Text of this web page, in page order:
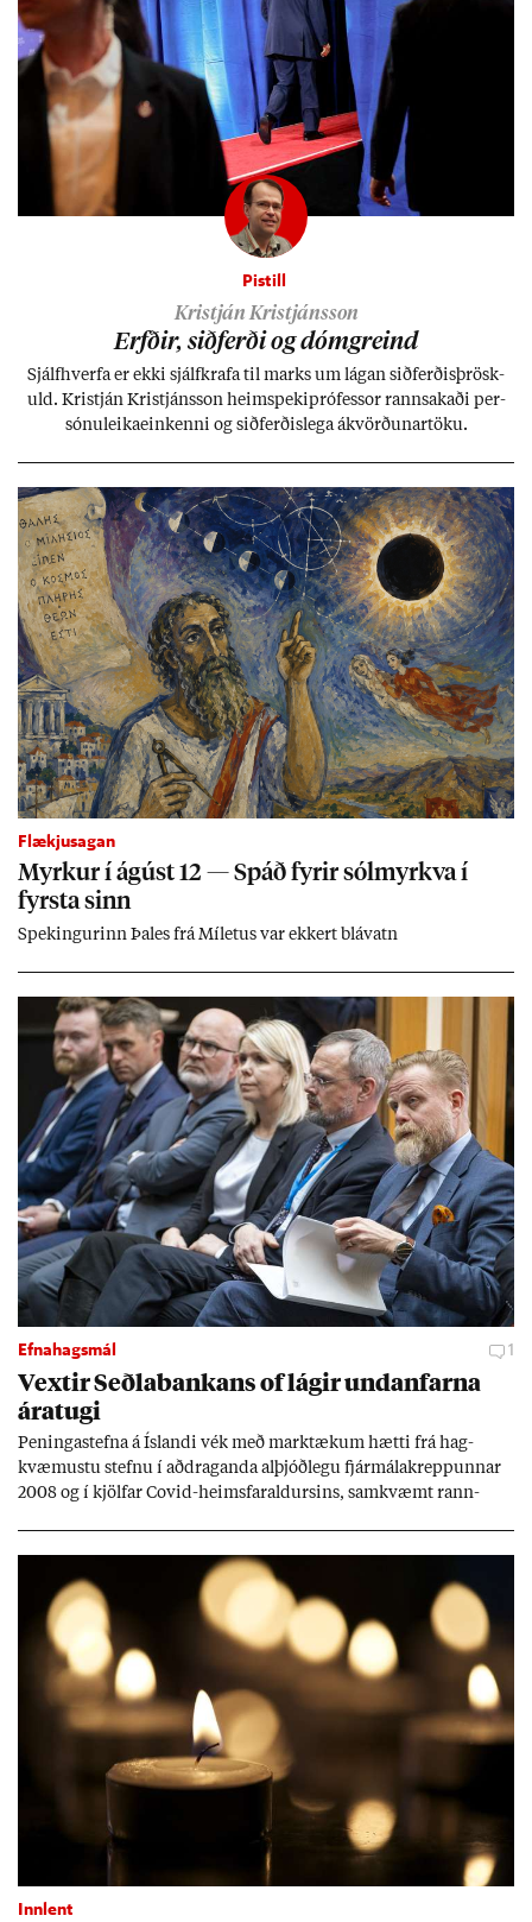
Pistill
Kristján Kristjánsson
Erfð­ir, sið­ferði og dómgreind
Sjálf­hverfa er ekki sjálf­krafa til marks um lág­an sið­ferð­is­þrösk­
uld. Kristján Kristjáns­son heim­speki­pró­fess­or rann­sak­aði per­
sónu­leika­ein­kenni og sið­ferð­is­lega ákvörð­un­ar­töku.
Flækjusagan
Myrk­ur í ág­úst 12 — Spáð fyr­ir sól­myrkva í
fyrsta sinn
Spek­ing­ur­inn Þa­les frá Míletus var ekk­ert blá­vatn
Efnahagsmál 1
Vext­ir Seðla­bank­ans of lág­ir und­an­farna
ára­tugi
Pen­inga­stefna á Ís­landi vék með mark­tæk­um hætti frá hag­
kvæm­ustu stefnu í að­drag­anda al­þjóð­legu fjár­málakrepp­unn­ar
2008 og í kjöl­far Covid-heims­far­ald­urs­ins, sam­kvæmt rann­
Innlent